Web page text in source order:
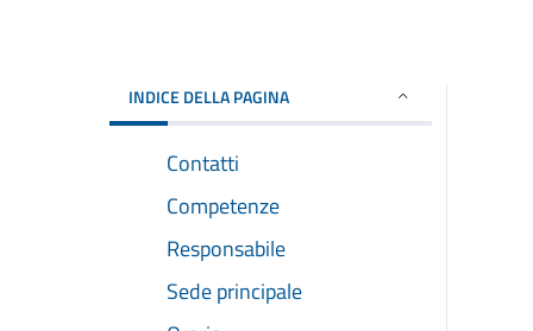
INDICE DELLA PAGINA
Contatti
Competenze
Responsabile
Sede principale